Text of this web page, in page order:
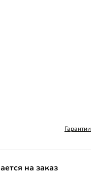
Гарантии
на заказ